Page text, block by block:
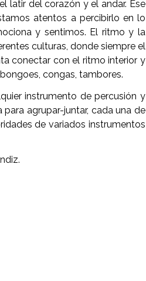
latir del corazón y el andar. Ese
atentos a percibirlo en lo
y sentimos. El ritmo y la
culturas, donde siempre el
conectar con el ritmo interior y
congas, tambores.
instrumento de percusión y
agrupar-juntar, cada una de
de variados instrumentos